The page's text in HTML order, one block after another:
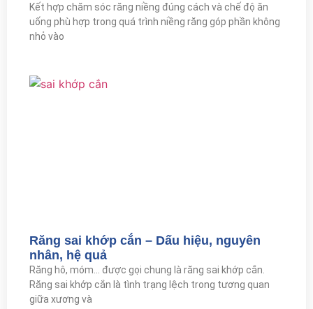
Kết hợp chăm sóc răng niềng đúng cách và chế độ ăn
uống phù hợp trong quá trình niềng răng góp phần không
nhỏ vào
Răng sai khớp cắn – Dấu hiệu, nguyên
nhân, hệ quả
Răng hô, móm… được gọi chung là răng sai khớp cắn.
Răng sai khớp cắn là tình trạng lệch trong tương quan
giữa xương và